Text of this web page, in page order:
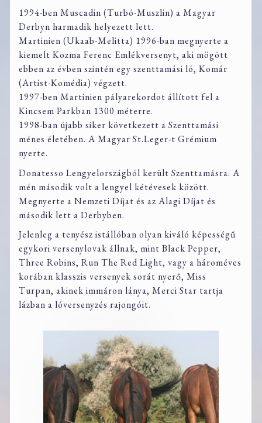
1994-ben Muscadin (Turbó-Muszlin) a Magyar
Derbyn harmadik helyezett lett.
Martinien (Ukaab-Melitta) 1996-ban megnyerte a
kiemelt Kozma Ferenc Emlékversenyt, aki mögött
ebben az évben szintén egy szenttamási ló, Komár
(Artist-Komédia) végzett.
1997-ben Martinien pályarekordot állított fel a
Kincsem Parkban 1300 méterre.
1998-ban újabb siker következett a Szenttamási
ménes életében. A Magyar St.Leger-t Grémium
nyerte.
Donatesso Lengyelországból került Szenttamásra. A
mén második volt a lengyel kétévesek között.
Megnyerte a Nemzeti Díjat és az Alagi Díjat és
második lett a Derbyben.
Jelenleg a tenyész istállóban olyan kiváló képességű
egykori versenylovak állnak, mint Black Pepper,
Three Robins, Run The Red Light, vagy a hároméves
korában klasszis versenyek sorát nyerő, Miss
Turpan, akinek immáron lánya, Merci Star tartja
lázban a lóversenyzés rajongóit.